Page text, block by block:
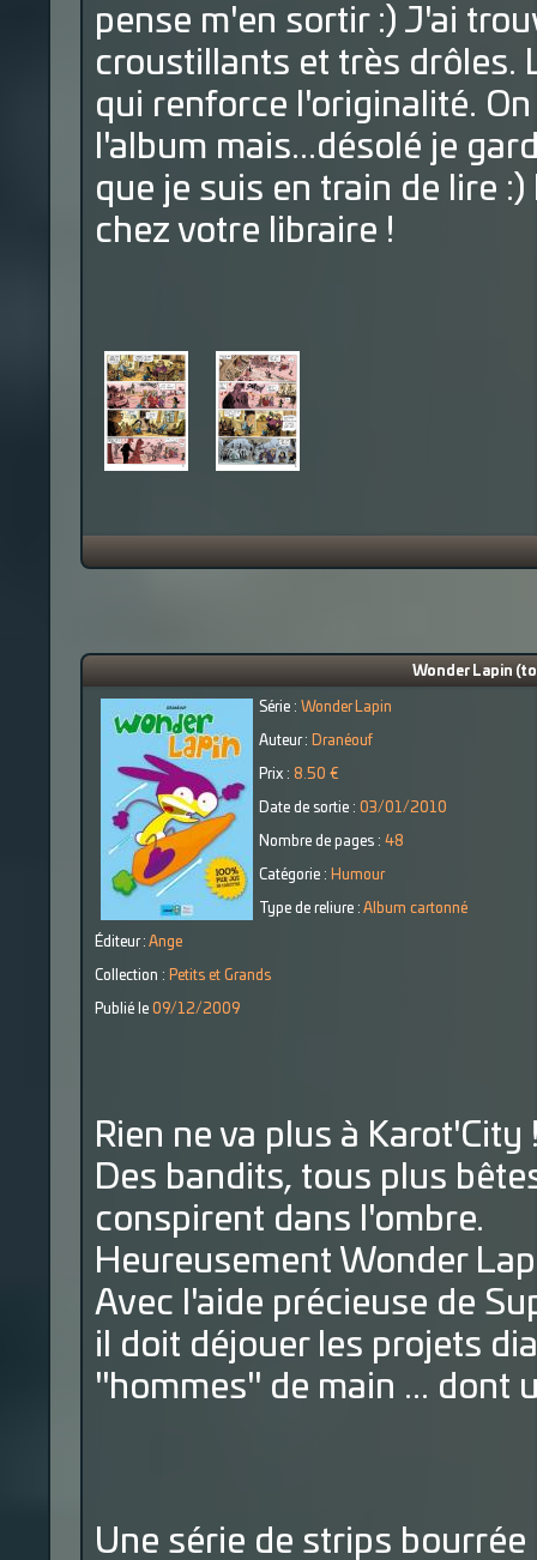
pense m'en sortir :) J'ai
croustillants et très drôles.
qui renforce l'originalité.
l'album mais...désolé je
que je suis en train de lire
chez votre libraire !
Wonder Lapin
Série : Wonder Lapin
Auteur : Dranéouf
Prix : 8.50 €
Date de sortie : 03/01/2010
Nombre de pages : 48
Catégorie : Humour
Type de reliure : Album cartonné
Éditeur : Ange
Collection : Petits et Grands
Publié le 09/12/2009
Rien ne va plus à Karot'City
Des bandits, tous plus
conspirent dans l'ombre.
Heureusement Wonder
Avec l'aide précieuse de
il doit déjouer les projets
"hommes" de main ... dont
Une série de strips